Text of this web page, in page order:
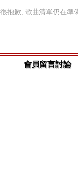
很抱歉, 歌曲清單仍在準
會員留言討論